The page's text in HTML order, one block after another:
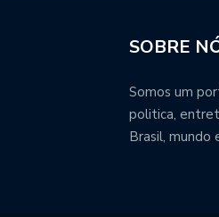
SOBRE
Somos um
politica,
Brasil, mundo